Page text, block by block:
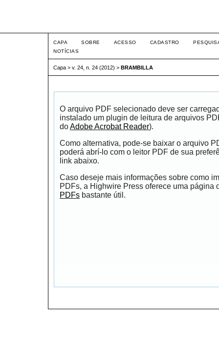
CAPA SOBRE ACESSO CADASTRO
NOTÍCIAS
Capa > v. 24, n. 24 (2012) > BRAMBILLA
O arquivo PDF selecionado deve ser
instalado um plugin de leitura de arquivos
doAdobe Acrobat Reader).
Como alternativa, pode-se baixar o arquivo
poderá abrí-lo com o leitor PDF de sua
link abaixo.
Caso deseje mais informações sobre como
PDFs, a Highwire Press oferece uma página
PDFs bastante útil.